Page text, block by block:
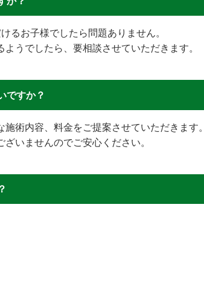
るお子様でしたら問題ありません。
うでしたら、要相談させていただきます。
ですか？
術内容、料金をご提案させていただきます。
いませんのでご安心ください。